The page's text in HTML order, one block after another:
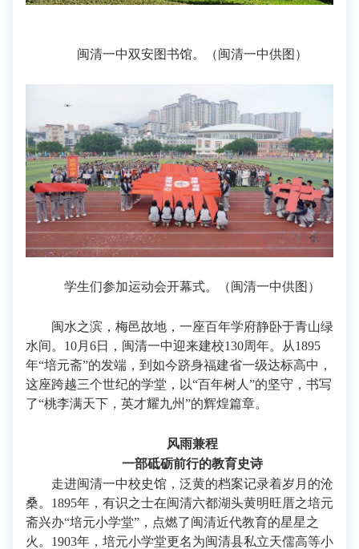
闽清一中双安图书馆。（闽清一中供图）
学生们参加运动会开幕式。（闽清一中供图）
闽水之滨，梅邑故地，一座百年学府静卧于青山绿
水间。10月6日，闽清一中迎来建校130周年。从1895
年“培元斋”的发端，到如今跻身福建省一级达标高中，
这座跨越三个世纪的学堂，以“百年树人”的坚守，书写
了“桃李满天下，英才耀九州”的辉煌篇章。
风雨兼程
一部砥砺前行的教育史诗
走进闽清一中校史馆，泛黄的档案记录着岁月的沧
桑。1895年，有识之士在闽清六都湖头黄明旺厝之培元
斋兴办“培元小学堂”，点燃了闽清近代教育的星星之
火。1903年，培元小学堂更名为闽清县私立天儒高等小